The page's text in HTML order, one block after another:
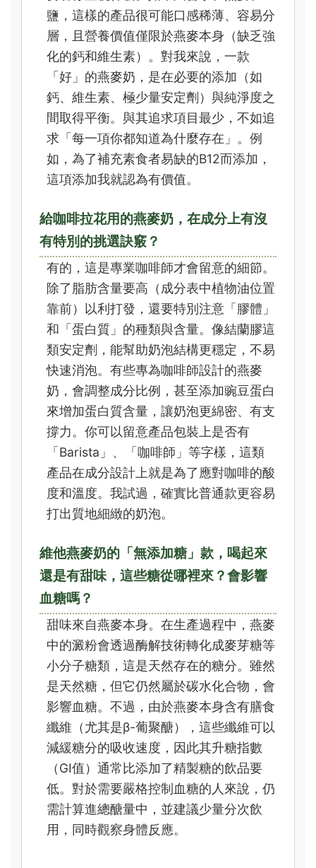
鹽，這樣的產品很可能口感稀薄、容易分
層，且營養價值僅限於燕麥本身（缺乏強
化的鈣和維生素）。對我來說，一款
「好」的燕麥奶，是在必要的添加（如
鈣、維生素、極少量安定劑）與純淨度之
間取得平衡。與其追求項目最少，不如追
求「每一項你都知道為什麼存在」。例
如，為了補充素食者易缺的B12而添加，
這項添加我就認為有價值。
給咖啡拉花用的燕麥奶，在成分上有沒
有特別的挑選訣竅？
有的，這是專業咖啡師才會留意的細節。
除了脂肪含量要高（成分表中植物油位置
靠前）以利打發，還要特別注意「膠體」
和「蛋白質」的種類與含量。像結蘭膠這
類安定劑，能幫助奶泡結構更穩定，不易
快速消泡。有些專為咖啡師設計的燕麥
奶，會調整成分比例，甚至添加豌豆蛋白
來增加蛋白質含量，讓奶泡更綿密、有支
撐力。你可以留意產品包裝上是否有
「Barista」、「咖啡師」等字樣，這類
產品在成分設計上就是為了應對咖啡的酸
度和溫度。我試過，確實比普通款更容易
打出質地細緻的奶泡。
維他燕麥奶的「無添加糖」款，喝起來
還是有甜味，這些糖從哪裡來？會影響
血糖嗎？
甜味來自燕麥本身。在生產過程中，燕麥
中的澱粉會透過酶解技術轉化成麥芽糖等
小分子糖類，這是天然存在的糖分。雖然
是天然糖，但它仍然屬於碳水化合物，會
影響血糖。不過，由於燕麥本身含有膳食
纖維（尤其是β-葡聚醣），這些纖維可以
減緩糖分的吸收速度，因此其升糖指數
（GI值）通常比添加了精製糖的飲品要
低。對於需要嚴格控制血糖的人來說，仍
需計算進總醣量中，並建議少量分次飲
用，同時觀察身體反應。